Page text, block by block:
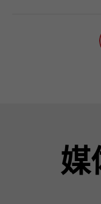
媒